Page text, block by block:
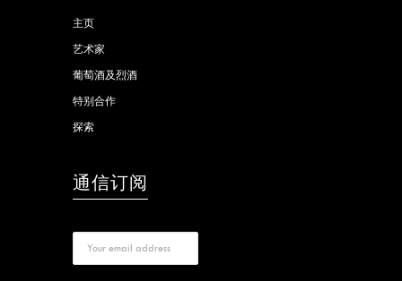
主页
艺术家
葡萄酒及烈酒
特别合作
探索
通信订阅